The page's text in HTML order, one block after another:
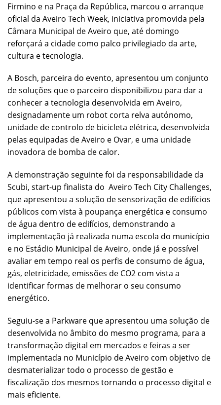
Firmino e na Praça da República, marcou o arranque
oficial da Aveiro Tech Week, iniciativa promovida pela
Câmara Municipal de Aveiro que, até domingo
reforçará a cidade como palco privilegiado da arte,
cultura e tecnologia.
A Bosch, parceira do evento, apresentou um conjunto
de soluções que o parceiro disponibilizou para dar a
conhecer a tecnologia desenvolvida em Aveiro,
designadamente um robot corta relva autónomo,
unidade de controlo de bicicleta elétrica, desenvolvida
pelas equipadas de Aveiro e Ovar, e uma unidade
inovadora de bomba de calor.
A demonstração seguinte foi da responsabilidade da
Scubi, start-up finalista do Aveiro Tech City Challenges,
que apresentou a solução de sensorização de edifícios
públicos com vista à poupança energética e consumo
de água dentro de edifícios, demonstrando a
implementação já realizada numa escola do município
e no Estádio Municipal de Aveiro, onde já e possível
avaliar em tempo real os perfis de consumo de água,
gás, eletricidade, emissões de CO2 com vista a
identificar formas de melhorar o seu consumo
energético.
Seguiu-se a Parkware que apresentou uma solução de
desenvolvida no âmbito do mesmo programa, para a
transformação digital em mercados e feiras a ser
implementada no Município de Aveiro com objetivo de
desmaterializar todo o processo de gestão e
fiscalização dos mesmos tornando o processo digital e
mais eficiente.